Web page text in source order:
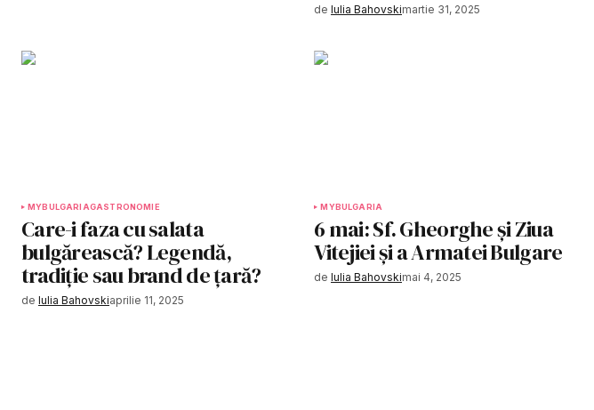
de Iulia Bahovskimartie 31, 2025
MYBULGARIAGASTRONOMIE
Care-i faza cu salata
bulgărească? Legendă,
tradiție sau brand de țară?
de Iulia Bahovskiaprilie 11, 2025
MYBULGARIA
6 mai: Sf. Gheorghe și Ziua
Vitejiei și a Armatei Bulgare
de Iulia Bahovskimai 4, 2025